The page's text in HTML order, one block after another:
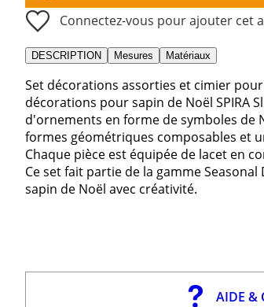
Connectez-vous pour ajouter cet
DESCRIPTION Mesures Matériaux
Set décorations assorties et cimier
décorations pour sapin de Noël SPIRA
d'ornements en forme de symboles de
formes géométriques composables et
Chaque pièce est équipée de lacet en
Ce set fait partie de la gamme
sapin de Noël avec créativité.
AIDE &